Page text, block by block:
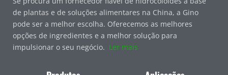
de plantas e de soluções alimentares na China, a Gino
pode ser a melhor escolha. Oferecemos as melhores
opções de ingredientes e a melhor solução para
impulsionar o seu negócio. Ler mais